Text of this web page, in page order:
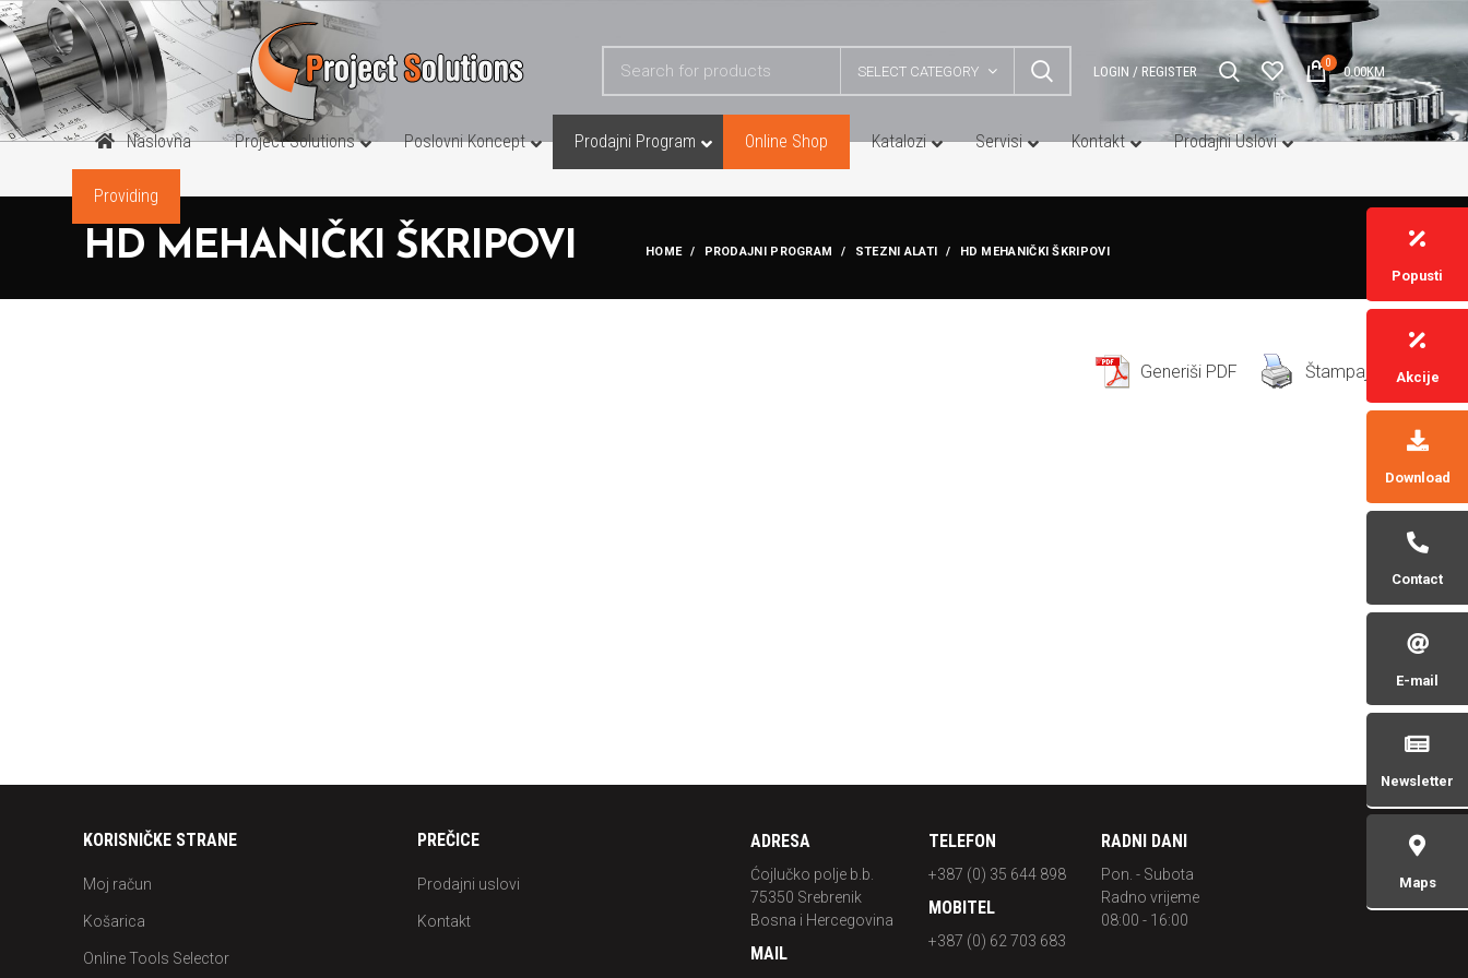
Popusti
Akcije
Download
Contact
E-mail
Newsletter
Maps
SELECT CATEGORY LOGIN / REGISTER 0 0.00KM
Naslovna Project Solutions Poslovni Koncept Prodajni Program
MEHANIČKI ŠKRIPOVI
Online Shop Katalozi Servisi Kontakt Prodajni Uslovi
Providing
HD MEHANIČKI ŠKRIPOVI HOME PRODAJNI PROGRAM STEZNI ALATI HD MEHANIČKI ŠKRIPOVI
Generiši PDF Štampaj
KORISNIČKE STRANE
Moj račun
Košarica
Online Tools Selector
PREČICE
Prodajni uslovi
Kontakt
ADRESA
Ćojlučko polje b.b.
75350 Srebrenik
Bosna i Hercegovina
MAIL
TELEFON
+387 (0) 35 644 898
MOBITEL
+387 (0) 62 703 683
RADNI DANI
Pon. - Subota
Radno vrijeme
08:00 - 16:00